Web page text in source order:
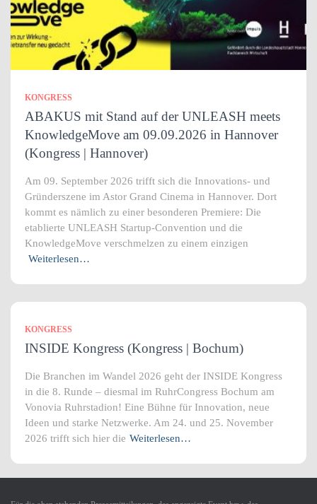
KONGRESS
ABAKUS mit Stand auf der UNLEASH meets
KnowledgeMove am 09.09.2026 in Hannover
(Kongress | Hannover)
Am 09. September 2026 trifft sich die Innovations- und
Gründerszene im Astor Grand Cinema in Hannover. Dort
kommt es nämlich zu einer besonderen Premiere: Die
etablierte UNLEASH Startup-Convention und die
KnowledgeMove verschmelzen zu einem einzigen
Weiterlesen…
KONGRESS
INSIDE Kongress (Kongress | Bochum)
Die Branchen im Wandel 2026 geht der INSIDE Kongress
in die 8. Runde – diesmal im RuhrCongress Bochum am
Vonovia Ruhrstadion! Eine Bühne für Innovation, neue
Ideen und starke Netzwerke. Am 24. und 25. November
2026 trifft sich hier die Weiterlesen…